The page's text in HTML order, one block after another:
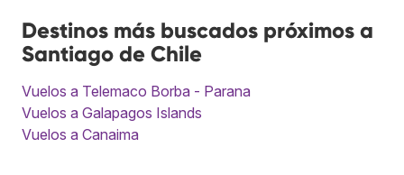
Destinos más buscados próximos a
Santiago de Chile
Vuelos a Telemaco Borba - Parana
Vuelos a Galapagos Islands
Vuelos a Canaima